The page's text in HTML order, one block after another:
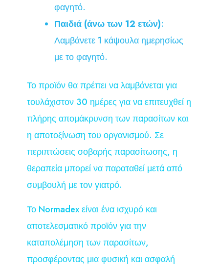
φαγητό.
Παιδιά (άνω των 12 ετών):
Λαμβάνετε 1 κάψουλα ημερησίως
με το φαγητό.
Το προϊόν θα πρέπει να λαμβάνεται για
τουλάχιστον 30 ημέρες για να επιτευχθεί η
πλήρης απομάκρυνση των παρασίτων και
η αποτοξίνωση του οργανισμού. Σε
περιπτώσεις σοβαρής παρασίτωσης, η
θεραπεία μπορεί να παραταθεί μετά από
συμβουλή με τον γιατρό.
Το Normadex είναι ένα ισχυρό και
αποτελεσματικό προϊόν για την
καταπολέμηση των παρασίτων,
προσφέροντας μια φυσική και ασφαλή